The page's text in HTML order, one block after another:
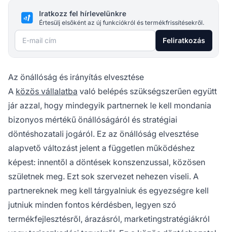
Iratkozz fel hírlevelünkre
Értesülj elsőként az új funkciókról és termékfrissítésekről.
E-mail cím Feliratkozás
Az önállóság és irányítás elvesztése
A közös vállalatba való belépés szükségszerűen együtt
jár azzal, hogy mindegyik partnernek le kell mondania
bizonyos mértékű önállóságáról és stratégiai
döntéshozatali jogáról. Ez az önállóság elvesztése
alapvető változást jelent a független működéshez
képest: innentől a döntések konszenzussal, közösen
születnek meg. Ezt sok szervezet nehezen viseli. A
partnereknek meg kell tárgyalniuk és egyezségre kell
jutniuk minden fontos kérdésben, legyen szó
termékfejlesztésről, árazásról, marketingstratégiákról